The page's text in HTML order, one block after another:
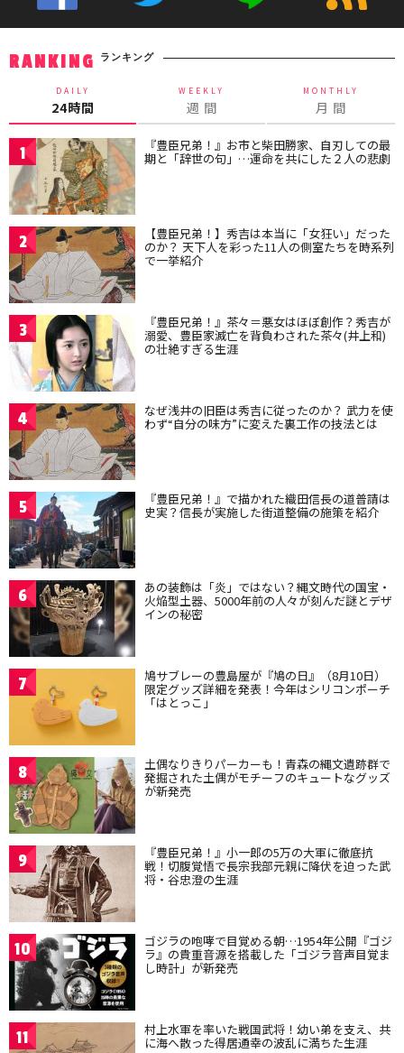
RANKING ランキング
DAILY
24時間
WEEKLY
週 間
MONTHLY
月 間
1 『豊臣兄弟！』お市と柴田勝家、自刃しての最
期と「辞世の句」…運命を共にした２人の悲劇
2 【豊臣兄弟！】秀吉は本当に「女狂い」だった
のか？ 天下人を彩った11人の側室たちを時系列
で一挙紹介
3 『豊臣兄弟！』茶々＝悪女はほぼ創作？秀吉が
溺愛、豊臣家滅亡を背負わされた茶々(井上和)
の壮絶すぎる生涯
4 なぜ浅井の旧臣は秀吉に従ったのか？ 武力を使
わず“自分の味方”に変えた裏工作の技法とは
5 『豊臣兄弟！』で描かれた織田信長の道普請は
史実？信長が実施した街道整備の施策を紹介
6 あの装飾は「炎」ではない？縄文時代の国宝・
火焔型土器、5000年前の人々が刻んだ謎とデザ
インの秘密
7 鳩サブレーの豊島屋が『鳩の日』（8月10日）
限定グッズ詳細を発表！今年はシリコンポーチ
「はとっこ」
8 土偶なりきりパーカーも！青森の縄文遺跡群で
発掘された土偶がモチーフのキュートなグッズ
が新発売
9 『豊臣兄弟！』小一郎の5万の大軍に徹底抗
戦！切腹覚悟で長宗我部元親に降伏を迫った武
将・谷忠澄の生涯
10 ゴジラの咆哮で目覚める朝…1954年公開『ゴジ
ラ』の貴重音源を搭載した「ゴジラ音声目覚ま
し時計」が新発売
11 村上水軍を率いた戦国武将！幼い弟を支え、共
に海へ散った得居通幸の波乱に満ちた生涯